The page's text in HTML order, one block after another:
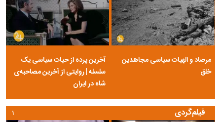
مرصاد و الهیات سیاسی مجاهدین
خلق
آخرین پرده از حیات سیاسی یک
سلسله | روایتی از آخرین مصاحبه‌ی
شاه در ایران
فیلم‌گردی ۱